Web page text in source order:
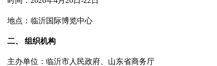
地点：临沂国际博览中心
二、 组织机构
主办单位：临沂市人民政府、山东省商务厅